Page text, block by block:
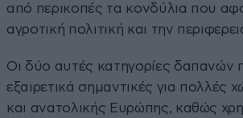
από περικοπές τα κονδύλια που
αγροτική πολιτική και την
Οι δύο αυτές κατηγορίες δαπανών
εξαιρετικά σημαντικές για πολλές
και ανατολικής Ευρώπης, καθώς